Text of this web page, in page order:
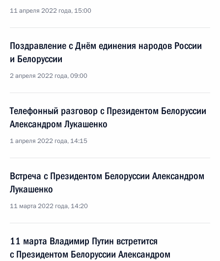
11 апреля 2022 года, 15:00
Поздравление с Днём единения народов России
и Белоруссии
2 апреля 2022 года, 09:00
Телефонный разговор с Президентом Белоруссии
Александром Лукашенко
1 апреля 2022 года, 14:15
Встреча с Президентом Белоруссии Александром
Лукашенко
11 марта 2022 года, 14:20
11 марта Владимир Путин встретится
с Президентом Белоруссии Александром